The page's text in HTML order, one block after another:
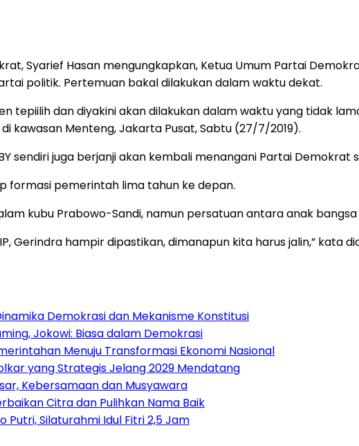
Syarief Hasan mengungkapkan, Ketua Umum Partai
politik. Pertemuan bakal dilakukan dalam waktu dekat.
tepiilih dan diyakini akan dilakukan dalam waktu yang tidak
kawasan Menteng, Jakarta Pusat, Sabtu (27/7/2019).
sendiri juga berjanji akan kembali menangani Partai Demokrat
formasi pemerintah lima tahun ke depan.
kubu Prabowo-Sandi, namun persatuan antara anak
Gerindra hampir dipastikan, dimanapun kita harus jalin,” kata
Demokrasi dan Mekanisme Konstitusi
Jokowi: Biasa dalam Demokrasi
Menuju Transformasi Ekonomi Nasional
yang Strategis Jelang 2029 Mendatang
Kebersamaan dan Musyawara
Citra dan Pulihkan Nama Baik
Silaturahmi Idul Fitri 2,5 Jam